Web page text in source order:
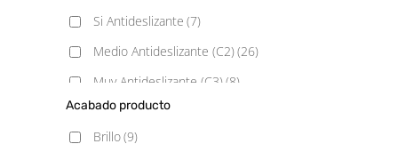
Si Antideslizante (7)
Medio Antideslizante (C2)(26)
Muy Antideslizante (C3)(8)
Poco Antideslizante (C1)
Acabado producto
Brillo(9)